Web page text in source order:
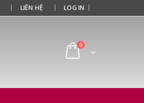
LIÊN HỆ LOG IN
0